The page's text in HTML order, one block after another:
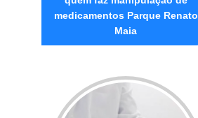
medicamentos Parque Renato
Maia